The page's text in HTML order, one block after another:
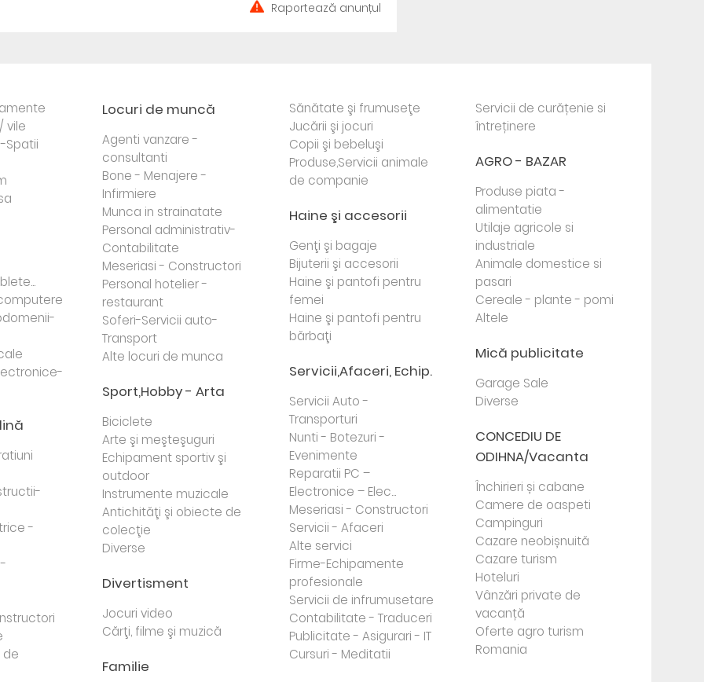
Raportează anunțul
vile
Spatii
-
de
Locuri de muncă
Agenti vanzare -
consultanti
Bone - Menajere -
Infirmiere
Munca in strainatate
Personal administrativ-
Contabilitate
Meseriasi - Constructori
Personal hotelier -
restaurant
Soferi-Servicii auto-
Transport
Alte locuri de munca
Sport,Hobby - Arta
Biciclete
Arte şi meşteşuguri
Echipament sportiv şi
outdoor
Instrumente muzicale
Antichităţi şi obiecte de
colecţie
Diverse
Divertisment
Jocuri video
Cărţi, filme şi muzică
Familie
Sănătate şi frumuseţe
Jucării şi jocuri
Copii şi bebeluşi
Produse,Servicii animale
de companie
Haine şi accesorii
Genţi şi bagaje
Bijuterii şi accesorii
Haine şi pantofi pentru
femei
Haine şi pantofi pentru
bărbaţi
Servicii,Afaceri, Echip.
Servicii Auto -
Transporturi
Nunti - Botezuri -
Evenimente
Reparatii PC –
Electronice – Elec...
Meseriasi - Constructori
Servicii - Afaceri
Alte servici
Firme-Echipamente
profesionale
Servicii de infrumusetare
Contabilitate - Traduceri
Publicitate - Asigurari - IT
Cursuri - Meditatii
Servicii de curățenie si
întreținere
AGRO - BAZAR
Produse piata -
alimentatie
Utilaje agricole si
industriale
Animale domestice si
pasari
Cereale - plante - pomi
Altele
Mică publicitate
Garage Sale
Diverse
CONCEDIU DE
ODIHNA/Vacanta
Închirieri și cabane
Camere de oaspeti
Campinguri
Cazare neobișnuită
Cazare turism
Hoteluri
Vânzări private de
vacanță
Oferte agro turism
Romania